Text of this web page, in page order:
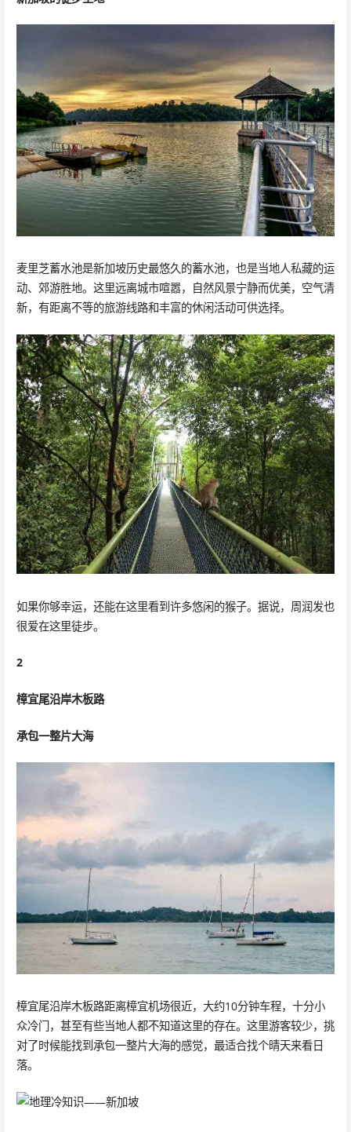
麦里芝蓄水池是新加坡历史最悠久的蓄水池，也是当地人私藏的运
动、郊游胜地。这里远离城市喧嚣，自然风景宁静而优美，空气清
新，有距离不等的旅游线路和丰富的休闲活动可供选择。
如果你够幸运，还能在这里看到许多悠闲的猴子。据说，周润发也
很爱在这里徒步。
2
樟宜尾沿岸木板路
承包一整片大海
樟宜尾沿岸木板路距离樟宜机场很近，大约10分钟车程，十分小
众冷门，甚至有些当地人都不知道这里的存在。这里游客较少，挑
对了时候能找到承包一整片大海的感觉，最适合找个晴天来看日
落。